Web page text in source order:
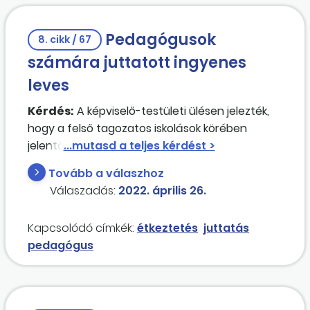
8. cikk / 67
Pedagógusok
számára juttatott ingyenes
leves
Kérdés: A képviselő-testületi ülésen jelezték,
hogy a felső tagozatos iskolások körében
jelentősen csökken az étkezést igénybe vevők
száma, illetve negatív jelzéssel látják el az addig
szívesen fogyasztott ételeket a gyerekek.
Ennek ellensúlyozására egyes alapítványi
a tanárok ingyen fogyaszthatják el a levest
(csak a levest!), ezzel a magatartással példát
mutatva az étel elfogyasztására.
a) Milyen adóvonzata van az így elfogyasztott
Tovább a válaszhoz
Válaszadás: 2022. április 26.
Kapcsolódó címkék: étkeztetés juttatás
pedagógus